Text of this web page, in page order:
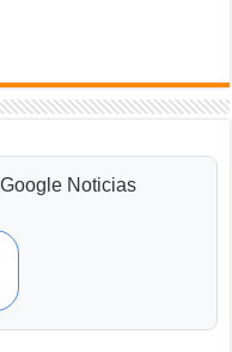
Noticias